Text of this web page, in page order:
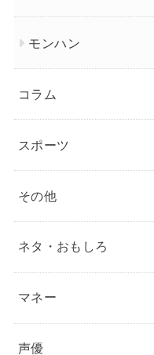
モンハン
コラム
スポーツ
その他
ネタ・おもしろ
マネー
声優